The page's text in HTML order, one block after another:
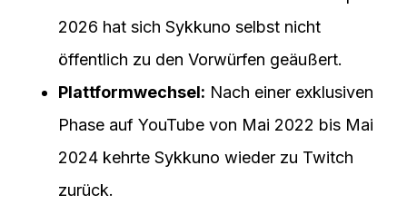
2026 hat sich Sykkuno selbst nicht
öffentlich zu den Vorwürfen geäußert.
Plattformwechsel: Nach einer exklusiven
Phase auf YouTube von Mai 2022 bis Mai
2024 kehrte Sykkuno wieder zu Twitch
zurück.